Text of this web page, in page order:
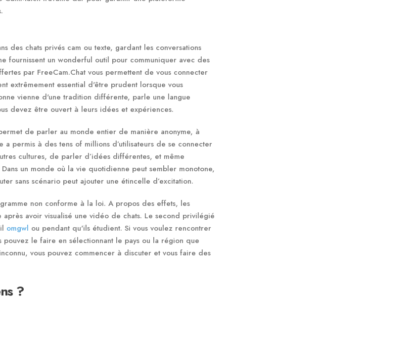
des chats privés cam ou texte, gardant les conversations
fournissent un wonderful outil pour communiquer avec des
par FreeCam.Chat vous permettent de vous connecter
extrêmement essential d'être prudent lorsque vous
vienne d'une tradition différente, parle une langue
devez être ouvert à leurs idées et expériences.
de parler au monde entier de manière anonyme, à
a permis à des tens of millions d’utilisateurs de se connecter
cultures, de parler d’idées différentes, et même
un monde où la vie quotidienne peut sembler monotone,
sans scénario peut ajouter une étincelle d’excitation.
non conforme à la loi. A propos des effets, les
avoir visualisé une vidéo de chats. Le second privilégié
omgwl ou pendant qu'ils étudient. Si vous voulez rencontrer
le faire en sélectionnant le pays ou la région que
vous pouvez commencer à discuter et vous faire des
?